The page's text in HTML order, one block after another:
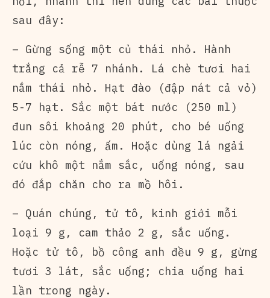
sau đây:
– Gừng sống một củ thái nhỏ. Hành
trắng cả rễ 7 nhánh. Lá chè tươi hai
nắm thái nhỏ. Hạt đào (đập nát cả vỏ)
5-7 hạt. Sắc một bát nước (250 ml)
đun sôi khoảng 20 phút, cho bé uống
lúc còn nóng, ấm. Hoặc dùng lá ngải
cứu khô một nắm sắc, uống nóng, sau
đó đắp chăn cho ra mồ hôi.
– Quán chúng, tử tô, kinh giới mỗi
loại 9 g, cam thảo 2 g, sắc uống.
Hoặc tử tô, bồ công anh đều 9 g, gừng
tươi 3 lát, sắc uống; chia uống hai
lần trong ngày.